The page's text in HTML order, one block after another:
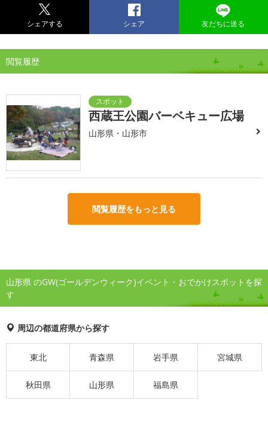
シェアする シェア 友だちに送る
閲覧履歴
西蔵王公園バーベキュー広場
山形県・山形市
閲覧履歴をもっと見る
山形県 のGW(ゴールデンウィーク)イベント・おでかけスポットを探
す
周辺の都道府県から探す
東北 青森県 岩手県 宮城県
秋田県 山形県 福島県